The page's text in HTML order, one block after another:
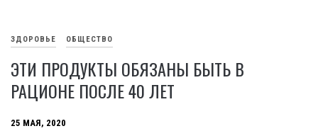
ЗДОРОВЬЕ ОБЩЕСТВО
ЭТИ ПРОДУКТЫ ОБЯЗАНЫ БЫТЬ В
РАЦИОНЕ ПОСЛЕ 40 ЛЕТ
25 МАЯ, 2020